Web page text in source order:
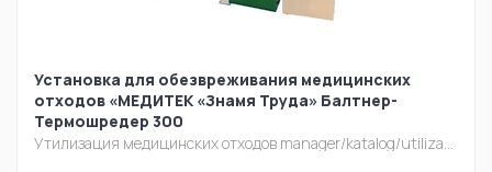
Установка для обезвреживания медицинских
отходов «МЕДИТЕК «Знамя Труда» Балтнер-
Термошредер 300
Утилизация медицинских отходов manager/katalog/utilizacia/baltner-termo.jpg